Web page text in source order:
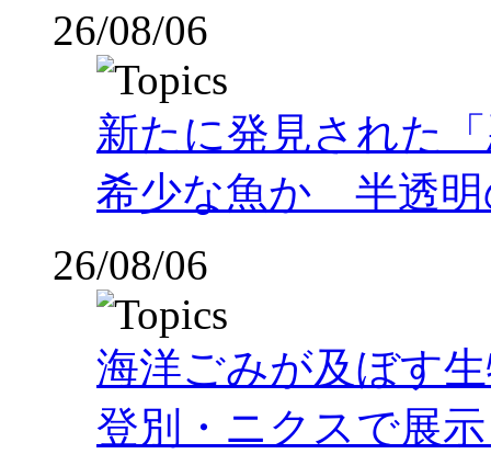
26/08/06
新たに発見された
希少な魚か 半透明
26/08/06
海洋ごみが及ぼす
登別・ニクスで展